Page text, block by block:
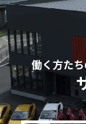
働く方た